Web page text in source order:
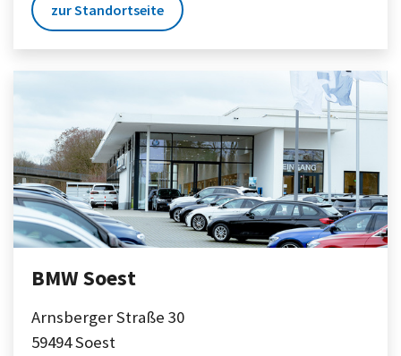
zur Standortseite
BMW Soest
Arnsberger Straße 30
59494Soest